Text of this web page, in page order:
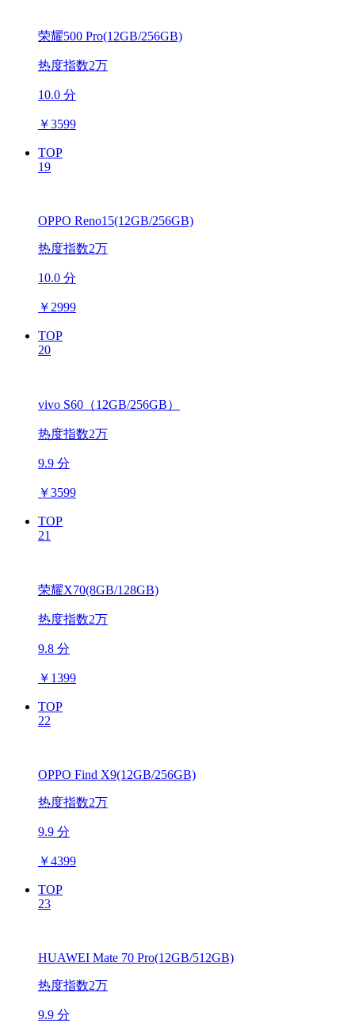
荣耀500 Pro(12GB/256GB)
热度指数2万
10.0 分
￥3599
TOP
19
OPPO Reno15(12GB/256GB)
热度指数2万
10.0 分
￥ 2999
TOP
20
vivo S60（12GB/256GB）
热度指数2万
9.9 分
￥3599
TOP
21
荣耀X70(8GB/128GB)
热度指数2万
9.8 分
￥ 1399
TOP
22
OPPO Find X9(12GB/256GB)
热度指数2万
9.9 分
￥4399
TOP
23
HUAWEI Mate 70 Pro(12GB/512GB)
热度指数2万
9.9 分